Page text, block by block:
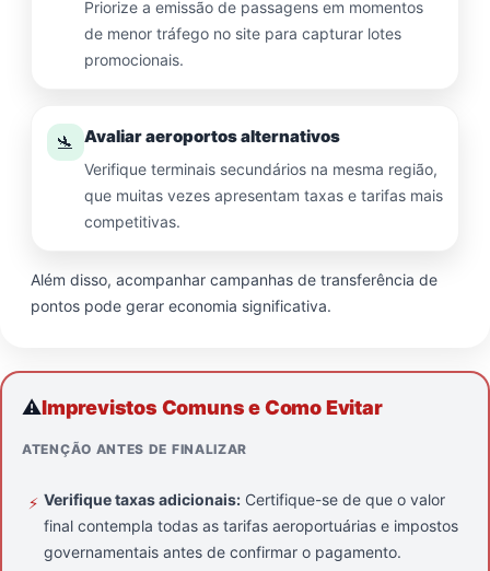
Priorize a emissão de passagens em momentos
de menor tráfego no site para capturar lotes
promocionais.
🛬 Avaliar aeroportos alternativos
Verifique terminais secundários na mesma região,
que muitas vezes apresentam taxas e tarifas mais
competitivas.
Além disso, acompanhar campanhas de transferência de
pontos pode gerar economia significativa.
⚠️Imprevistos Comuns e Como Evitar
ATENÇÃO ANTES DE FINALIZAR
⚡ Verifique taxas adicionais: Certifique-se de que o valor
final contempla todas as tarifas aeroportuárias e impostos
governamentais antes de confirmar o pagamento.